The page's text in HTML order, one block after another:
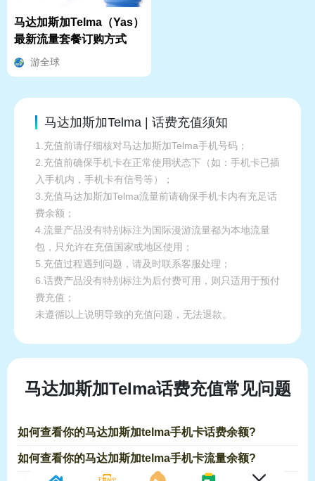
马达加斯加Telma（Yas）
最新流量套餐订购方式
游全球
马达加斯加Telma | 话费充值须知
1.充值前请仔细核对马达加斯加Telma手机号码；
2.充值前确保手机卡在正常使用状态下（如：手机卡已插
入手机内，手机卡有信号等）；
3.充值马达加斯加Telma流量前请确保手机卡内有充足话
费余额；
4.流量产品没有特别标注为国际漫游流量都为本地流量
包，只允许在充值国家或地区使用；
5.充值过程遇到问题，请及时联系客服处理；
6.话费产品没有特别标注为后付费可用，则只适用于预付
费充值；
未遵循以上说明导致的充值问题，无法退款。
马达加斯加Telma话费充值常见问题
如何查看你的马达加斯加telma手机卡话费余额?
如何查看你的马达加斯加telma手机卡流量余额?